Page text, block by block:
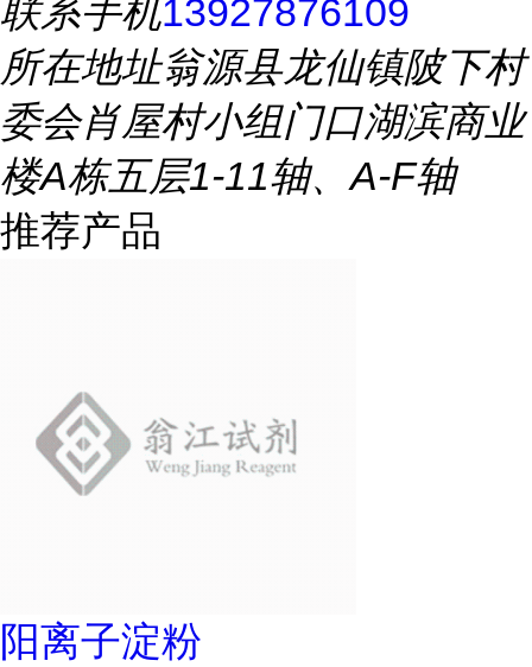
联系手机13927876109
所在地址翁源县龙仙镇陂下村
委会肖屋村小组门口湖滨商业
楼A栋五层1-11轴、A-F轴
推荐产品
阳离子淀粉